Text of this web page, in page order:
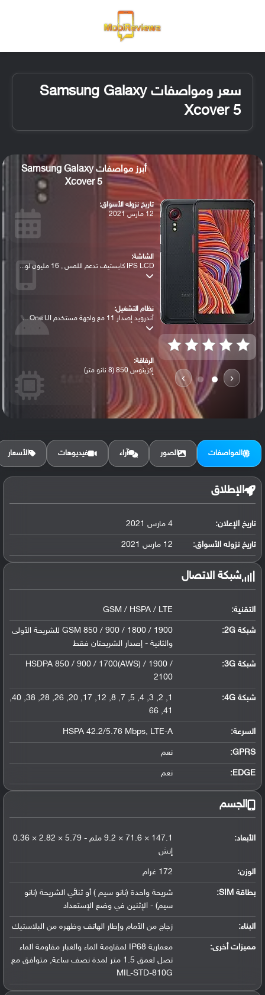
سعر ومواصفات Samsung Galaxy
Xcover 5
‹
›
أبرز مواصفات Samsung Galaxy
Xcover 5
تاريخ نزوله الأسواق:
12 مارس 2021
الشاشة:
IPS LCD كابستيف تدعم اللمس , 16 مليون لو...
نظام التشغيل:
أندرويد إصدار 11 مع واجهة مستخدم One UI ...
الرقاقة:
إكزينوس 850 (8 نانو متر)
الرام / التخزين:
البطارية:
ليثيوم أيون سعة 3000 مللي أمبير, قابلة ل...
المواصفات الصور آراء فيديوهات الأسعار
الإطلاق
تاريخ الإعلان: 4 مارس 2021
تاريخ نزوله الأسواق: 12 مارس 2021
شبكة الاتصال
التقنية: GSM / HSPA / LTE
شبكة 2G:
GSM 850 / 900 / 1800 / 1900 للشريحة الأولى
والثانية - إصدار الشريحتان فقط
شبكة 3G :
HSDPA 850 / 900 / 1700(AWS) / 1900 /
2100
شبكة 4G :
1, 2, 3, 4, 5, 7, 8, 12, 17, 20, 26, 28, 38, 40,
41, 66
السرعة: HSPA 42.2/5.76 Mbps, LTE-A
GPRS: نعم
EDGE: نعم
الجسم
الأبعاد:
147.1 × 71.6 × 9.2 ملم - 5.79 × 2.82 × 0.36
إنش
الوزن: 172 غرام
بطاقة SIM:
شريحة واحدة (نانو سيم ) أو ثنائي الشريحة (نانو
سيم) - الإثنين في وضع الإستعداد
البناء: زجاج من الأمام وإطار الهاتف وظهره من البلاستيك
مميزات أخرى:
معمارية IP68 لمقاومة الماء والغبار مقاومة الماء
تصل لعمق 1.5 متر لمدة نصف ساعة, متوافق مع
MIL-STD-810G